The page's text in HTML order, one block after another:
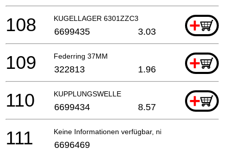
KUGELLAGER 6301ZZC3 +
108 6699435 3.03
Federring 37MM +
109 322813 1.96
KUPPLUNGSWELLE +
110 6699434 8.57
Keine Informationen verfügbar, nicht bestellbar
111 6696469